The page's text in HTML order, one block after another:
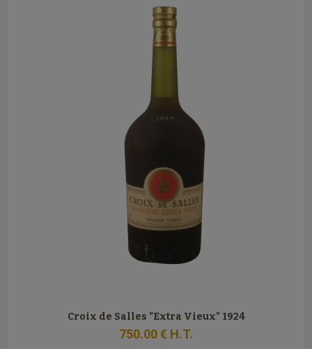
Croix de Salles "Extra Vieux" 1924
750.00€ H.T.